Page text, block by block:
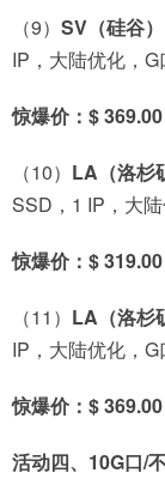
（9） SV （硅谷）
IP，大陆优化，G
惊爆价：$ 369.00
（10） LA （洛杉
SSD，1 IP，大
惊爆价：$ 319.00
（11） LA （洛杉
IP，大陆优化，G
惊爆价：$ 369.00
活动四、10G口/